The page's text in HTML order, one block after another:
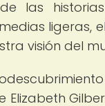
las
ligeras,
visión del